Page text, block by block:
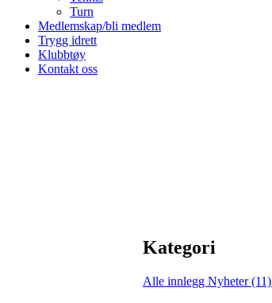
Turn
Medlemskap/bli medlem
Trygg idrett
Klubbtøy
Kontakt oss
Kategori
Alle innlegg Nyheter (11)